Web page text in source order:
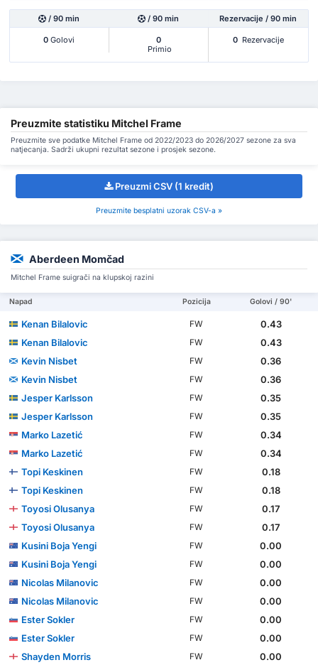
/ 90 min / 90 min Rezervacije / 90 min
0 Golovi
0
Primio
0 Rezervacije
Preuzmite statistiku Mitchel Frame
Preuzmite sve podatke Mitchel Frame od 2022/2023 do 2026/2027 sezone za sva
natjecanja. Sadrži ukupni rezultat sezone i prosjek sezone.
Preuzmi CSV (1 kredit)
Preuzmite besplatni uzorak CSV-a »
Aberdeen Momčad
Mitchel Frame suigrači na klupskoj razini
Napad Pozicija Golovi / 90'
Kenan Bilalovic FW
0.43
Kenan Bilalovic
FW
0.43
Kevin Nisbet
FW
0.36
Kevin Nisbet
FW
0.36
Jesper Karlsson
FW
0.35
Jesper Karlsson
FW
0.35
Marko Lazetić
FW
0.34
Marko Lazetić
FW
0.34
Topi Keskinen
FW
0.18
Topi Keskinen
FW
0.18
Toyosi Olusanya
FW
0.17
Toyosi Olusanya
FW
0.17
Kusini Boja Yengi
FW
0.00
Kusini Boja Yengi
FW
0.00
Nicolas Milanovic
FW
0.00
Nicolas Milanovic
FW
0.00
Ester Sokler
FW
0.00
Ester Sokler
FW
0.00
Shayden Morris
FW
0.00